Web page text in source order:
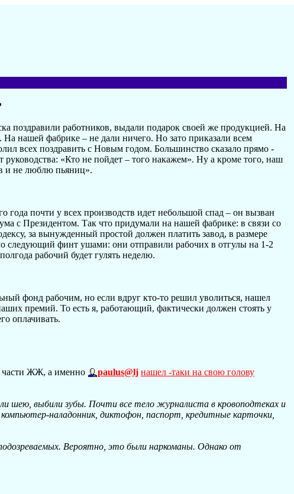
поздравили работников, выдали подарок своей же продукцией. На
нашей фабрике – не дали ничего. Но зато приказали всем
всех поздравить с Новым годом. Большинство сказало прямо -
руководства: «Кто не пойдет – того накажем». Ну а кроме того, наш
и не люблю пьяниц».
почти у всех производств идет небольшой спад – он вызван
с Президентом. Так что придумали на нашей фабрике: в связи со
за вынужденный простой должен платить завод, в размере
следующий финт ушами: они отправили рабочих в отгулы на 1-2
рабочий будет гулять неделю.
фонд рабочим, но если вдруг кто-то решил уволиться, нашел
премий. То есть я, работающий, фактически должен стоять у
оплачивать.
части ЖЖ, а именно paulus@lj нашел -таки на свою голову
шею, выбили зубы. Почти все тело журналиста в кровоподтеках и
наладонник, диктофон, паспорт, кредитные карточки,
Вероятно, это были наркоманы. Однако от